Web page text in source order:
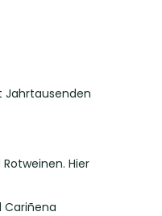
Jahrtausenden
Hier
Cariñena